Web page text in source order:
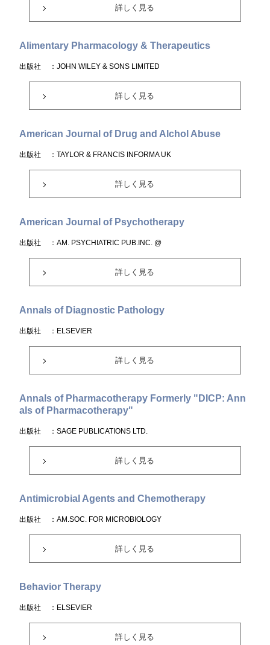
詳しく見る
Alimentary Pharmacology & Therapeutics
出版社 ：JOHN WILEY & SONS LIMITED
詳しく見る
American Journal of Drug and Alchol Abuse
出版社 ：TAYLOR & FRANCIS INFORMA UK
詳しく見る
American Journal of Psychotherapy
出版社 ：AM. PSYCHIATRIC PUB.INC. @
詳しく見る
Annals of Diagnostic Pathology
出版社 ：ELSEVIER
詳しく見る
Annals of Pharmacotherapy Formerly "DICP: Ann
als of Pharmacotherapy"
出版社 ：SAGE PUBLICATIONS LTD.
詳しく見る
Antimicrobial Agents and Chemotherapy
出版社 ：AM.SOC. FOR MICROBIOLOGY
詳しく見る
Behavior Therapy
出版社 ：ELSEVIER
詳しく見る